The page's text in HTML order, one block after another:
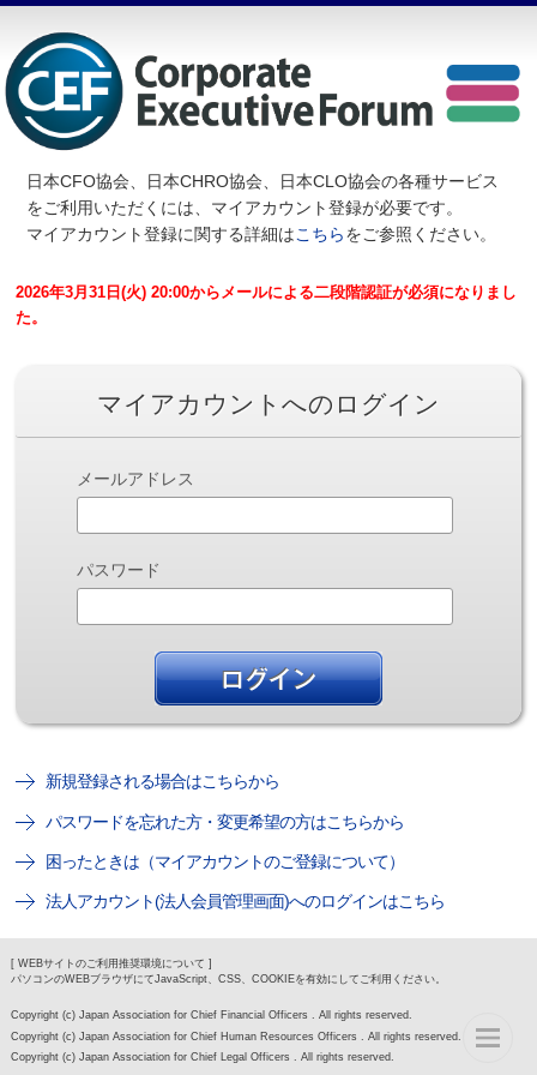
日本CFO協会、日本CHRO協会、日本CLO協会の各種サービス
をご利用いただくには、マイアカウント登録が必要です。
マイアカウント登録に関する詳細はこちらをご参照ください。
2026年3月31日(火) 20:00からメールによる二段階認証が必須になりまし
た。
マイアカウントへのログイン
メールアドレス
パスワード
新規登録される場合はこちらから
パスワードを忘れた方・変更希望の方はこちらから
困ったときは（マイアカウントのご登録について）
法人アカウント(法人会員管理画面)へのログインはこちら
[ WEBサイトのご利用推奨環境について ]
パソコンのWEBブラウザにてJavaScript、CSS、COOKIEを有効にしてご利用ください。
Copyright (c) Japan Association for Chief Financial Officers . All rights reserved.
Copyright (c) Japan Association for Chief Human Resources Officers . All rights reserved.
Copyright (c) Japan Association for Chief Legal Officers . All rights reserved.